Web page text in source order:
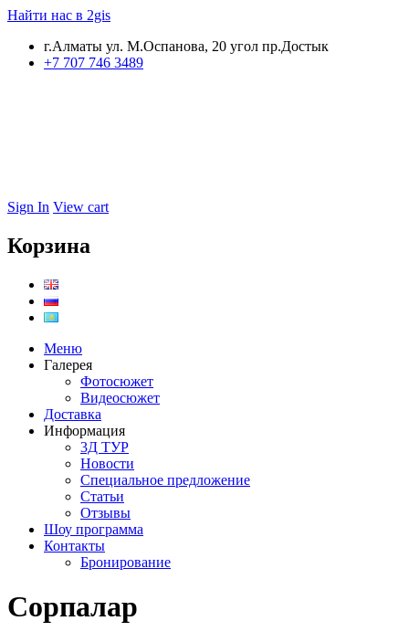
Найти нас в 2gis
г.Алматы ул. М.Оспанова, 20 угол пр.Достык
+7 707 746 3489
Sign In View cart
Корзина
Меню
Галерея
Фотосюжет
Видеосюжет
Доставка
Информация
3Д ТУР
Новости
Cпециальное предложение
Статьи
Отзывы
Шоу программа
Контакты
Бронирование
Сорпалар